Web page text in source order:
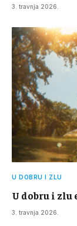
3. travnja 2026.
U DOBRU I ZLU
U dobru i zlu
3. travnja 2026.